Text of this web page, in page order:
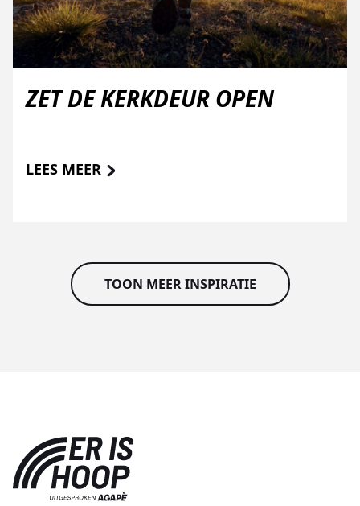
ZET DE KERKDEUR OPEN
LEES MEER
TOON MEER INSPIRATIE